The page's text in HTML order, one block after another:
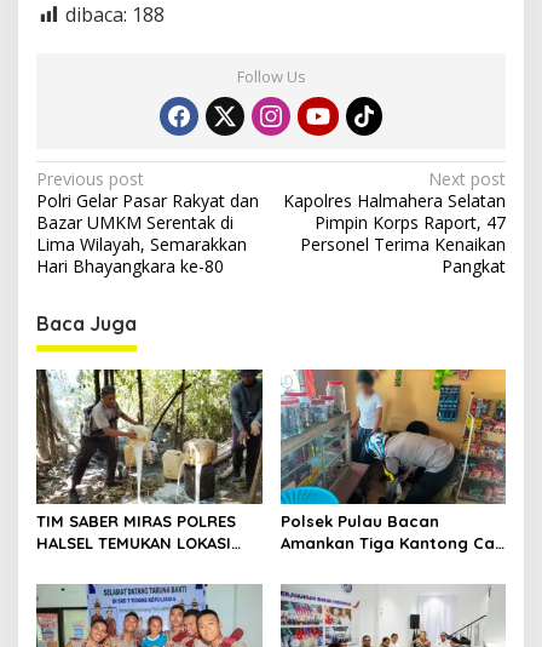
dibaca: 188
Follow Us
P
o
s
t
n
a
v
i
g
a
t
i
o
n
Previous post
Polri Gelar Pasar Rakyat dan
Bazar UMKM Serentak di
Lima Wilayah, Semarakkan
Hari Bhayangkara ke-80
Next post
Kapolres Halmahera Selatan
Pimpin Korps Raport, 47
Personel Terima Kenaikan
Pangkat
Baca Juga
TIM SABER MIRAS POLRES
HALSEL TEMUKAN LOKASI
DESA MARABOSE
Polsek Pulau Bacan
Amankan Tiga Kantong Cap
Desa Tomori